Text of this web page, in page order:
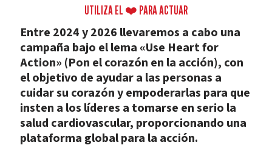
UTILIZA EL ❤️ PARA ACTUAR
Entre 2024 y 2026 llevaremos a cabo una
campaña bajo el lema «Use Heart for
Action» (Pon el corazón en la acción), con
el objetivo de ayudar a las personas a
cuidar su corazón y empoderarlas para que
insten a los líderes a tomarse en serio la
salud cardiovascular, proporcionando una
plataforma global para la acción.